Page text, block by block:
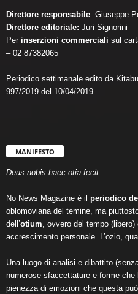
Direttore responsabile: Giuseppe
Direttore editoriale: Juri Signorini
Per inserzioni commerciali sul
– 02 87382065
Periodico settimanale edito da
997/2019 del 10/04/2019
MANIFESTO
Deus nobis haec otia fecit
No News Magazine è il periodico
oblomoviana del temine, ma
dell’otium , ovvero del tempo
accrescimento personale. L’ozio,
Una luogo di analisi e dibattito
numerose sfaccettature e forme
pienezza di emozioni che questa può